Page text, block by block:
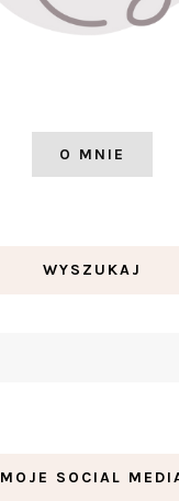
O MNIE
WYSZUKAJ
MOJE SOCIAL